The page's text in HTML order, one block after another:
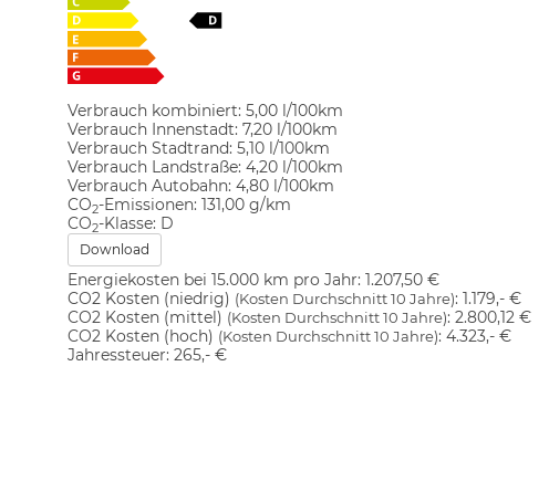
Verbrauch kombiniert: 5,00 l/100km
Verbrauch Innenstadt: 7,20 l/100km
Verbrauch Stadtrand: 5,10 l/100km
Verbrauch Landstraße: 4,20 l/100km
Verbrauch Autobahn: 4,80 l/100km
CO2-Emissionen: 131,00 g/km
CO2-Klasse: D
Download
Energiekosten bei 15.000 km pro Jahr: 1.207,50 €
CO2 Kosten (niedrig) (Kosten Durchschnitt 10 Jahre): 1.179,- €
CO2 Kosten (mittel) (Kosten Durchschnitt 10 Jahre): 2.800,12 €
CO2 Kosten (hoch) (Kosten Durchschnitt 10 Jahre): 4.323,- €
Jahressteuer: 265,- €